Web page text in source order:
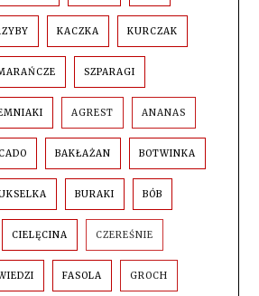
KACZKA KURCZAK
SZPARAGI
AGREST ANANAS
BAKŁAŻAN BOTWINKA
BURAKI BÓB
CIELĘCINA CZEREŚNIE
FASOLA GROCH